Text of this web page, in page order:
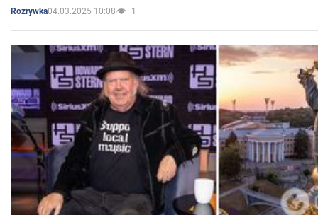
Rozrywka04.03.2025 10:08 1